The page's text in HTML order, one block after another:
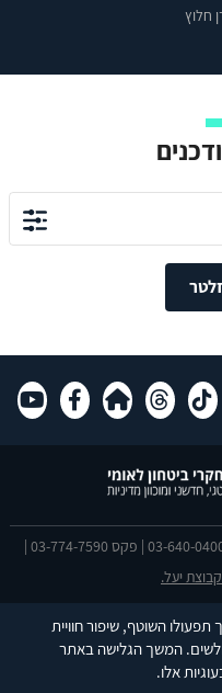
תפעולו השוטף, שיפור חוויית
המשך הגלישה באתר
אלו.
חלוץ
יעל.
This site is protected by
Terms